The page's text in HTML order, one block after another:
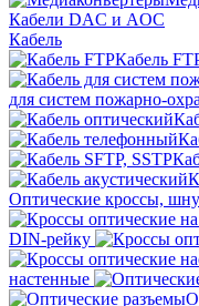
Кабели DAC и AOC
Кабель
Кабель
для систем пожарно-
Оптические кроссы,
DIN-рейку
настенные